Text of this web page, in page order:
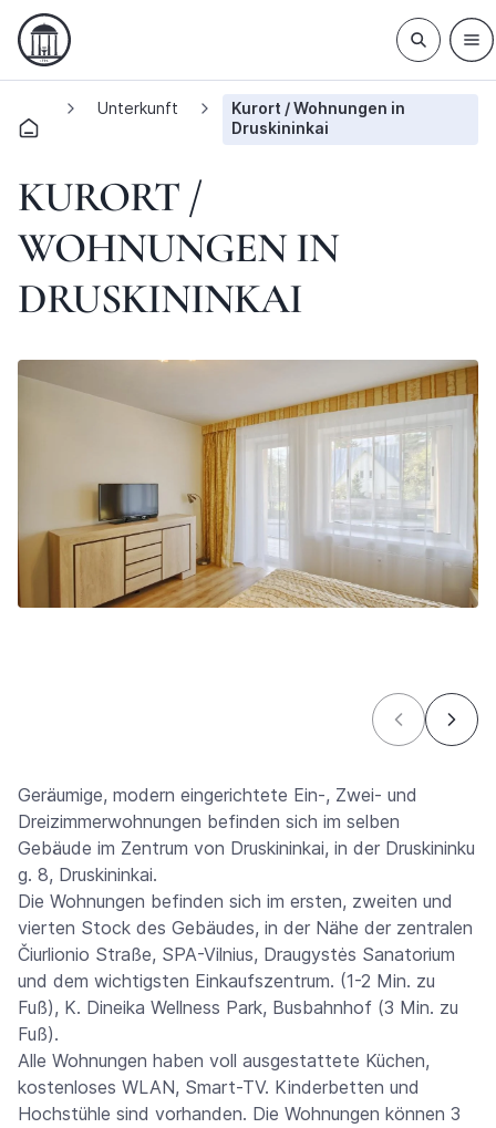
Unterkunft
Kurort / Wohnungen in
Druskininkai
KURORT /
WOHNUNGEN IN
DRUSKININKAI
Geräumige, modern eingerichtete Ein-, Zwei- und
Dreizimmerwohnungen befinden sich im selben
Gebäude im Zentrum von Druskininkai, in der Druskininku
g. 8, Druskininkai.
Die Wohnungen befinden sich im ersten, zweiten und
vierten Stock des Gebäudes, in der Nähe der zentralen
Čiurlionio Straße, SPA-Vilnius, Draugystės Sanatorium
und dem wichtigsten Einkaufszentrum. (1-2 Min. zu
Fuß), K. Dineika Wellness Park, Busbahnhof (3 Min. zu
Fuß).
Alle Wohnungen haben voll ausgestattete Küchen,
kostenloses WLAN, Smart-TV. Kinderbetten und
Hochstühle sind vorhanden. Die Wohnungen können 3